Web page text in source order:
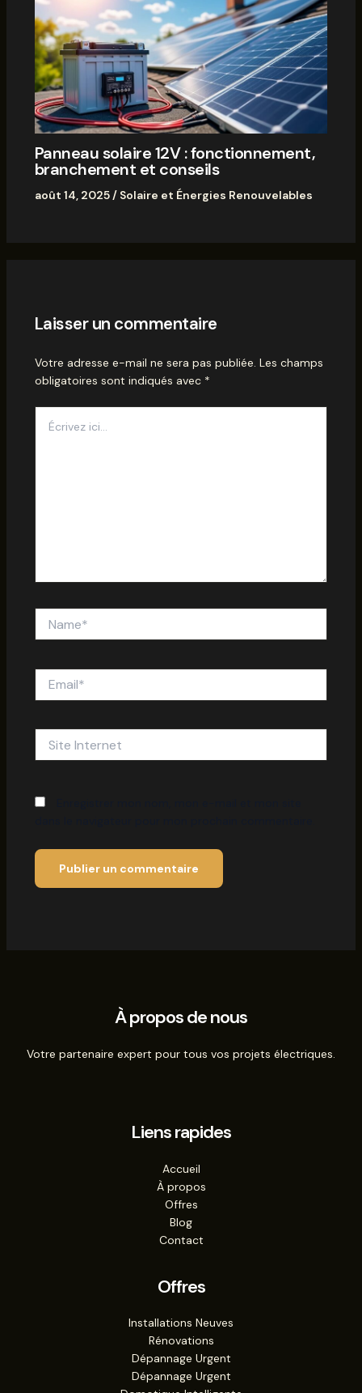
Panneau solaire 12V : fonctionnement,
branchement et conseils
août 14, 2025/ Solaire et Énergies Renouvelables
Laisser un commentaire
Votre adresse e-mail ne sera pas publiée. Les champs
obligatoires sont indiqués avec *
ici…
Internet
À propos de nous
Votre partenaire expert pour tous vos projets électriques.
Liens rapides
Accueil
À propos
Offres
Blog
Contact
Offres
Installations Neuves
Rénovations
Dépannage Urgent
Dépannage Urgent